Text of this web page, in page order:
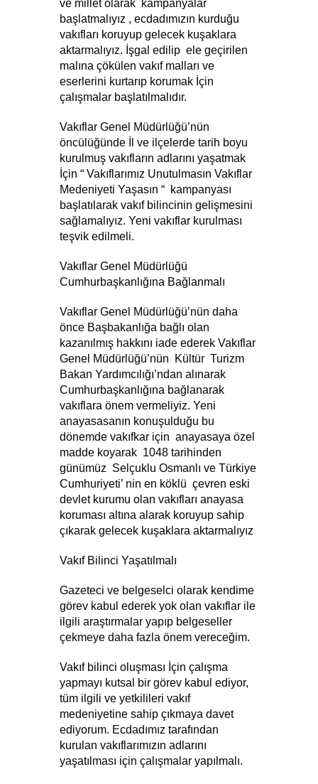
ve millet olarak  kampanyalar
başlatmalıyız , ecdadımızın kurduğu
vakıfları koruyup gelecek kuşaklara
aktarmalıyız. İşgal edilip  ele geçirilen
malına çökülen vakıf malları ve
eserlerini kurtarıp korumak İçin
çalışmalar başlatılmalıdır.
Vakıflar Genel Müdürlüğü’nün
öncülüğünde İl ve ilçelerde tarih boyu
kurulmuş vakıfların adlarını yaşatmak
İçin “ Vakıflarımız Unutulmasın Vakıflar
Medeniyeti Yaşasın “  kampanyası
başlatılarak vakıf bilincinin gelişmesini
sağlamalıyız. Yeni vakıflar kurulması
teşvik edilmeli.
Vakıflar Genel Müdürlüğü
Cumhurbaşkanlığına Bağlanmalı
Vakıflar Genel Müdürlüğü’nün daha
önce Başbakanlığa bağlı olan
kazanılmış hakkını iade ederek Vakıflar
Genel Müdürlüğü’nün  Kültür  Turizm
Bakan Yardımcılığı’ndan alınarak
Cumhurbaşkanlığına bağlanarak
vakıflara önem vermeliyiz. Yeni
anayasasanın konuşulduğu bu
dönemde vakıfkar için  anayasaya özel
madde koyarak  1048 tarihinden
günümüz  Selçuklu Osmanlı ve Türkiye
Cumhuriyeti’ nin en köklü  çevren eski
devlet kurumu olan vakıfları anayasa
koruması altına alarak koruyup sahip
çıkarak gelecek kuşaklara aktarmalıyız
Vakıf Bilinci Yaşatılmalı
Gazeteci ve belgeselci olarak kendime
görev kabul ederek yok olan vakıflar ile
ilgili araştırmalar yapıp belgeseller
çekmeye daha fazla önem vereceğim.
Vakıf bilinci oluşması İçin çalışma
yapmayı kutsal bir görev kabul ediyor,
tüm ilgili ve yetkilileri vakıf
medeniyetine sahip çıkmaya davet
ediyorum. Ecdadımız tarafından
kurulan vakıflarımızın adlarını
yaşatılması için çalışmalar yapılmalı.